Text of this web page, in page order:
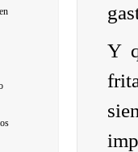
en
Y